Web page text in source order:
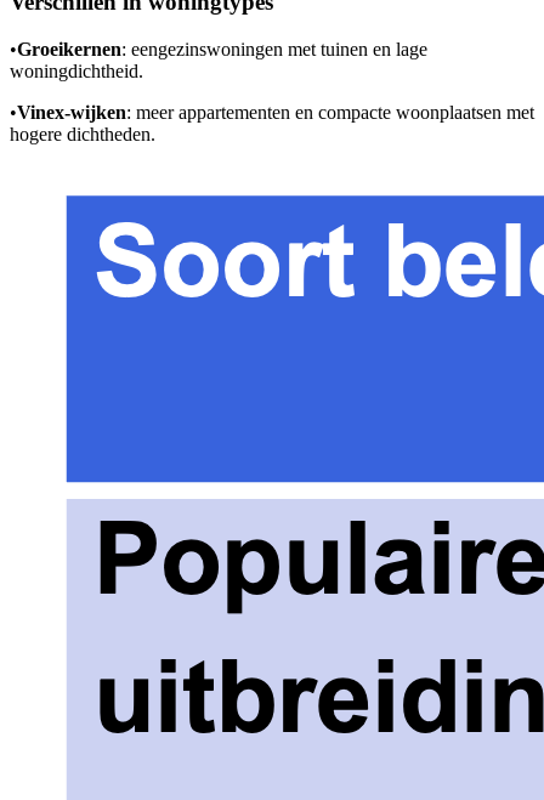
•Groeikernen: eengezinswoningen met tuinen en lage
woningdichtheid.
•Vinex-wijken: meer appartementen en compacte woonplaatsen met
hogere dichtheden.